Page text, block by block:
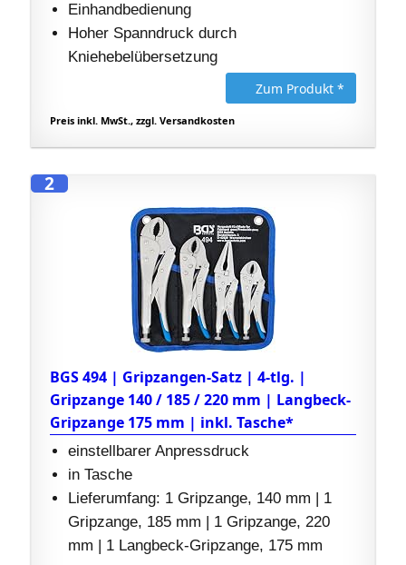
Einhandbedienung
Hoher Spanndruck durch
Kniehebelübersetzung
Zum Produkt *
Preis inkl. MwSt., zzgl. Versandkosten
2
BGS 494 | Gripzangen-Satz | 4-tlg. |
Gripzange 140 / 185 / 220 mm | Langbeck-
Gripzange 175 mm | inkl. Tasche*
einstellbarer Anpressdruck
in Tasche
Lieferumfang: 1 Gripzange, 140 mm | 1
Gripzange, 185 mm | 1 Gripzange, 220
mm | 1 Langbeck-Gripzange, 175 mm